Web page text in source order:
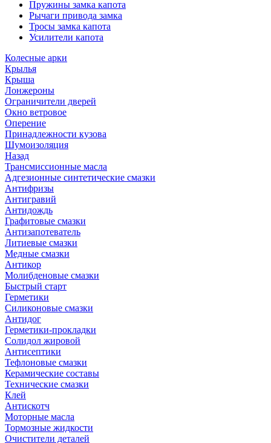
Пружины замка капота
Рычаги привода замка
Тросы замка капота
Усилители капота
Колесные арки
Крылья
Крыша
Лонжероны
Ограничители дверей
Окно ветровое
Оперение
Принадлежности кузова
Шумоизоляция
Назад
Трансмиссионные масла
Адгезионные синтетические смазки
Антифризы
Антигравий
Антидождь
Графитовые смазки
Антизапотеватель
Литиевые смазки
Медные смазки
Антикор
Молибденовые смазки
Быстрый старт
Герметики
Силиконовые смазки
Антидог
Герметики-прокладки
Солидол жировой
Антисептики
Тефлоновые смазки
Керамические составы
Технические смазки
Клей
Антискотч
Моторные масла
Тормозные жидкости
Очистители деталей